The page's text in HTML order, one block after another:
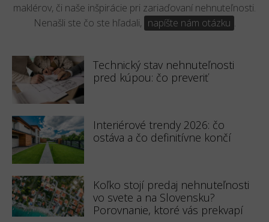
maklérov, či naše inšpirácie pri zariaďovaní nehnuteľnosti.
Nenašli ste čo ste hľadali, napíšte nám otázku .
Technický stav nehnuteľnosti
pred kúpou: čo preveriť
Interiérové trendy 2026: čo
ostáva a čo definitívne končí
Koľko stojí predaj nehnuteľnosti
vo svete a na Slovensku?
Porovnanie, ktoré vás prekvapí